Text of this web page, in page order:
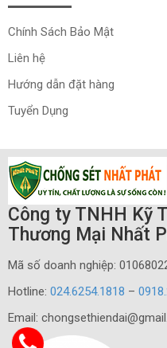
Chính Sách Bảo Mật
Liên hệ
Hướng dẫn đặt hàng
Tuyển Dụng
Công ty TNHH Kỹ
Thương Mại Nhất
Mã số doanh nghiệp:
Hotline: 024.6254.1818 –
Email: